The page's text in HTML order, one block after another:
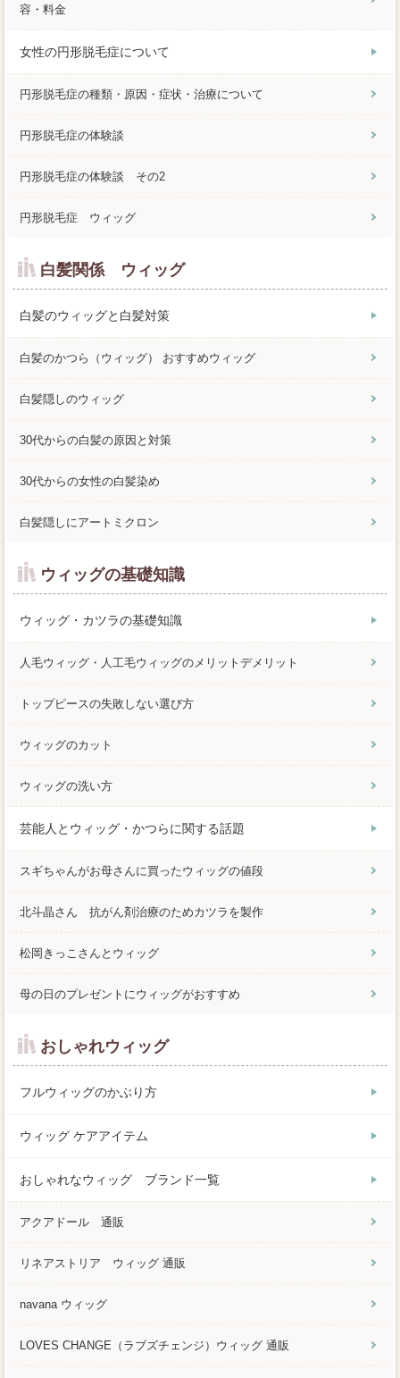
容・料金
女性の円形脱毛症について
円形脱毛症の種類・原因・症状・治療について
円形脱毛症の体験談
円形脱毛症の体験談 その2
円形脱毛症 ウィッグ
白髪関係 ウィッグ
白髪のウィッグと白髪対策
白髪のかつら（ウィッグ） おすすめウィッグ
白髪隠しのウィッグ
30代からの白髪の原因と対策
30代からの女性の白髪染め
白髪隠しにアートミクロン
ウィッグの基礎知識
ウィッグ・カツラの基礎知識
人毛ウィッグ・人工毛ウィッグのメリットデメリット
トップピースの失敗しない選び方
ウィッグのカット
ウィッグの洗い方
芸能人とウィッグ・かつらに関する話題
スギちゃんがお母さんに買ったウィッグの値段
北斗晶さん 抗がん剤治療のためカツラを製作
松岡きっこさんとウィッグ
母の日のプレゼントにウィッグがおすすめ
おしゃれウィッグ
フルウィッグのかぶり方
ウィッグ ケアアイテム
おしゃれなウィッグ ブランド一覧
アクアドール 通販
リネアストリア ウィッグ 通販
navana ウィッグ
LOVES CHANGE（ラブズチェンジ）ウィッグ 通販